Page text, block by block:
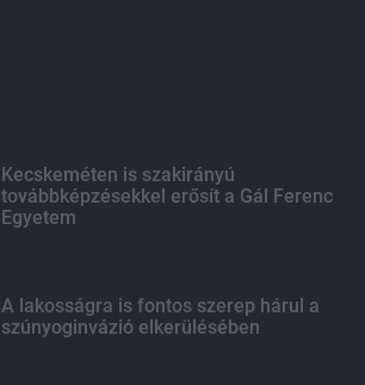
Kecskeméten is szakirányú
továbbképzésekkel erősít a Gál Ferenc
Egyetem
A lakosságra is fontos szerep hárul a
szúnyoginvázió elkerülésében